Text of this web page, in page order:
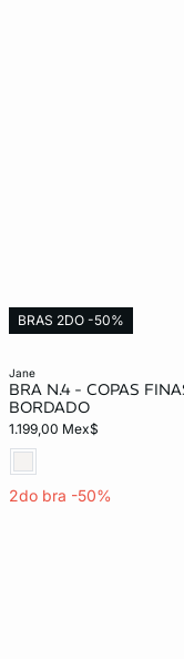
jane
BRA N.4 - COPAS
BORDADO
1.199,00 Mex$
2do bra -50%
BRAS 2DO -50%